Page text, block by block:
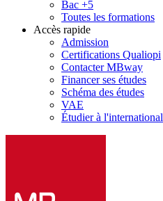
Bac +5
Toutes les formations
Accès rapide
Admission
Certifications Qualiopi
Contacter MBway
Financer ses études
Schéma des études
VAE
Étudier à l'international